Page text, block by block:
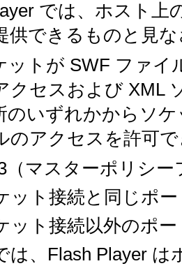
では、ホスト
供できるものと見
ットが SWF ファ
クセスおよび XML
のいずれかからソ
のアクセスを許可
（マスターポリシ
ット接続と同じポー
ット接続以外のポー
は、Flash Player